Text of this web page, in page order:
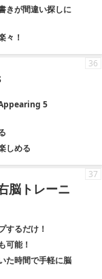
きが間違い探しに
々！
5
しめる
36
脳トレーニ
するだけ！
可能！
た時間で手軽に脳
37